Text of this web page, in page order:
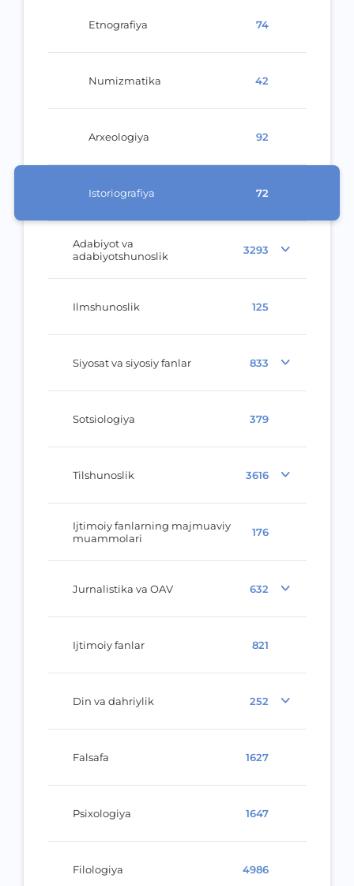
Etnografiya 74
Numizmatika 42
Arxeologiya 92
Istoriografiya 72
Adabiyot va
adabiyotshunoslik
3293
Ilmshunoslik 125
Siyosat va siyosiy fanlar 833
Sotsiologiya 379
Tilshunoslik 3616
Ijtimoiy fanlarning majmuaviy
muammolari
176
Jurnalistika va OAV 632
Ijtimoiy fanlar 821
Din va dahriylik 252
Falsafa 1627
Psixologiya 1647
Filologiya 4986